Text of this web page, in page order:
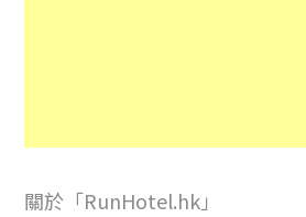
關於「RunHotel.hk」